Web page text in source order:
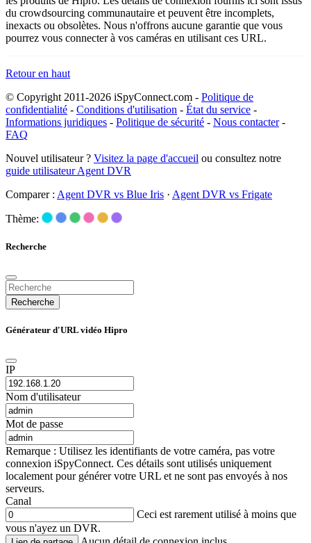
du crowdsourcing communautaire et peuvent être incomplets,
inexacts ou obsolètes. Nous n'offrons aucune garantie que vous
pourrez vous connecter à vos caméras en utilisant ces URL.
Retour en haut
© Copyright 2011-2026 iSpyConnect.com - Politique de
confidentialité - Conditions d'utilisation - État du service -
Informations juridiques - Politique de sécurité - Nous contacter-
FAQ
Nouvel utilisateur ? Visitez la page d'accueil ou consultez notre
guide utilisateur Agent DVR
Comparer : Agent DVR vs Blue Iris · Agent DVR vs Frigate
Thème:
Recherche
Recherche
Générateur d'URL vidéo Hipro
IP
Nom d'utilisateur
Mot de passe
Remarque : Utilisez les identifiants de votre caméra, pas votre
connexion iSpyConnect. Ces détails sont utilisés uniquement
localement pour générer votre URL et ne sont pas envoyés à nos
serveurs.
Canal
Ceci est rarement utilisé à moins que
vous n'ayez un DVR.